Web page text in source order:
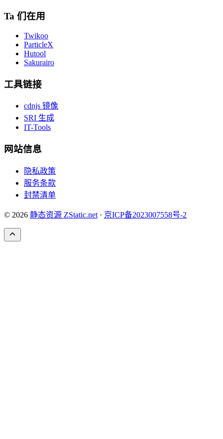
Ta 们在用
Twikoo
ParticleX
Hutool
Sakurairo
工具链接
cdnjs 镜像
SRI 生成
IT-Tools
网站信息
隐私政策
服务条款
封禁清单
© 2026 静态资源 ZStatic.net · 京ICP备2023007558号-2